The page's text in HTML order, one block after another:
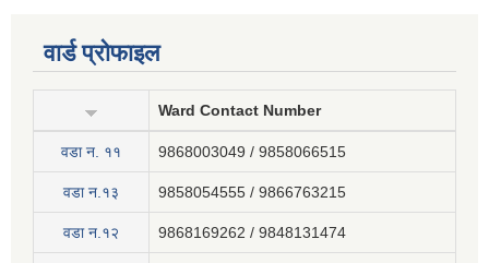
वार्ड प्रोफाइल
Ward Contact Number
वडा न‍. ११ 9868003049 / 9858066515
वडा न.१३ 9858054555 / 9866763215
वडा न.१२ 9868169262 / 9848131474